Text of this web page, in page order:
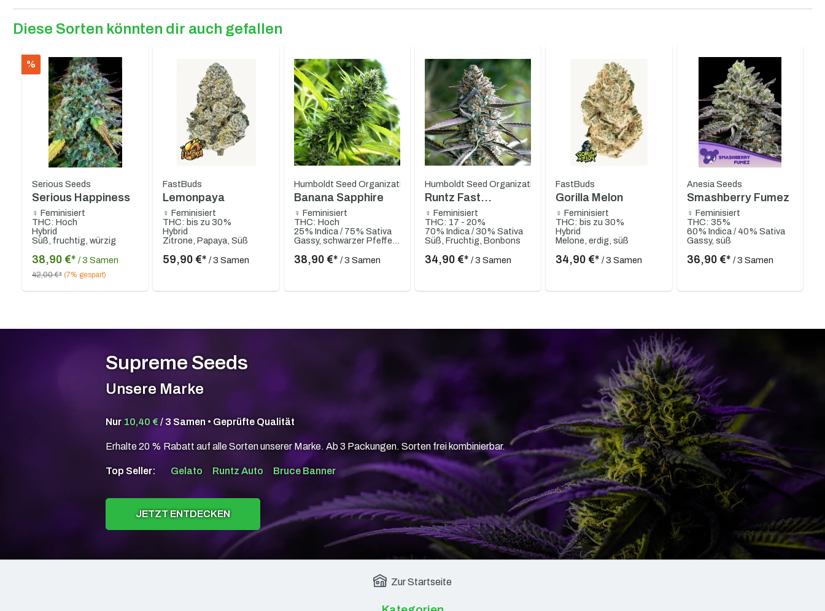
Diese Sorten könnten dir auch gefallen
%
Serious Seeds
Serious Happiness
♀ Feminisiert
THC: Hoch
Hybrid
Süß, fruchtig, würzig
38,90 €* / 3 Samen
42,00 €* (7% gespart)
FastBuds
Lemonpaya
♀ Feminisiert
THC: bis zu 30%
Hybrid
Zitrone, Papaya, Süß
59,90 €*/ 3 Samen
Humboldt Seed Organization
Banana Sapphire
♀ Feminisiert
THC: Hoch
25% Indica / 75% Sativa
38,90 €* / 3 Samen
Humboldt Seed Organization
Runtz Fast
Flowering
♀ Feminisiert
THC: 17 - 20%
70% Indica / 30% Sativa
Süß, Fruchtig, Bonbons
34,90 €* / 3 Samen
FastBuds
Gorilla Melon
♀ Feminisiert
THC: bis zu 30%
Hybrid
Melone, erdig, süß
34,90 €*/ 3 Samen
Anesia Seeds
Smashberry Fumez
♀ Feminisiert
THC: 35%
60% Indica / 40% Sativa
Gassy, süß
36,90 €* / 3 Samen
Supreme Seeds
Unsere Marke
Nur 10,40 € / 3 Samen • Geprüfte Qualität
Erhalte 20 % Rabatt auf alle Sorten unserer Marke. Ab 3 Packungen. Sorten frei kombinierbar.
Top Seller: Gelato Runtz Auto Bruce Banner
JETZT ENTDECKEN
Zur Startseite